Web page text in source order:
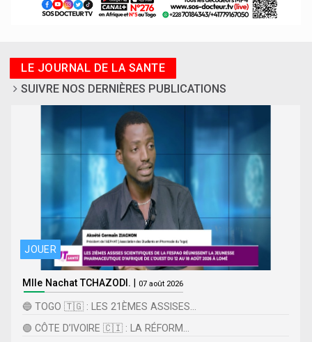
LE JOURNAL DE LA SANTE
SUIVRE NOS DERNIÈRES PUBLICATIONS
JOUER
Mlle Nachat TCHAZODI. | 07 août 2026
🔵 TOGO 🇹🇬 : LES 21ÈMES ASSISES...
🟢 CÔTE D’IVOIRE 🇨🇮 : LA RÉFORM...